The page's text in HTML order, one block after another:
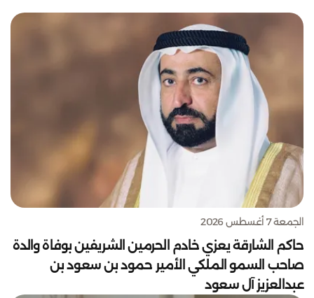
الجمعة 7 أغسطس 2026
حاكم الشارقة يعزي خادم الحرمين الشريفين بوفاة والدة
صاحب السمو الملكي الأمير حمود بن سعود بن
عبدالعزيز آل سعود